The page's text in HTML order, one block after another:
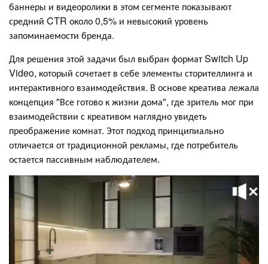
баннеры и видеоролики в этом сегменте показывают
средний CTR около 0,5% и невысокий уровень
запоминаемости бренда.
Для решения этой задачи был выбран формат Switch Up
Video, который сочетает в себе элементы сторителлинга и
интерактивного взаимодействия. В основе креатива лежала
концепция "Все готово к жизни дома", где зритель мог при
взаимодействии с креативом наглядно увидеть
преображение комнат. Этот подход принципиально
отличается от традиционной рекламы, где потребитель
остается пассивным наблюдателем.